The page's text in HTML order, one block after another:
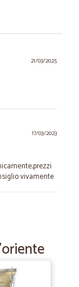
21/03/2025
17/03/2023
vivamente
che mi ha
cordiale.